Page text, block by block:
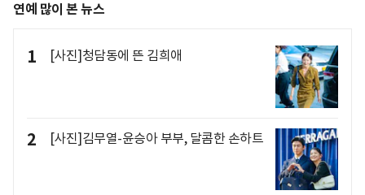
연예 많이 본 뉴스
1 [사진]청담동에 뜬 김희애
2 [사진]김무열-윤승아 부부, 달콤한 손하트